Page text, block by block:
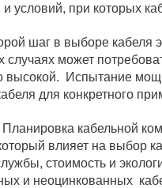
условий, при которых
шаг в выборе кабеля
случаях может
высокой. Испытание
для конкретного
Планировка кабельной
влияет на выбор
стоимость и
и неоцинкованных